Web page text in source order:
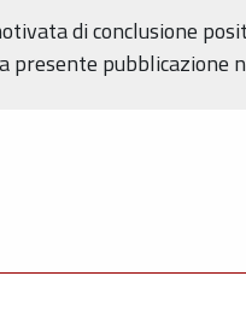
di conclusione
presente pubblicazione